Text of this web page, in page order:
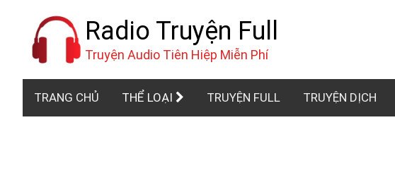
Radio Truyện Full
Truyện Audio Tiên Hiệp Miễn Phí
TRANG CHỦ THỂ LOẠI TRUYỆN FULL TRUYỆN DỊCH